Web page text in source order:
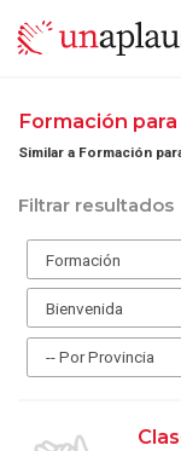
Formación
Similar a Formación
Filtrar resultados